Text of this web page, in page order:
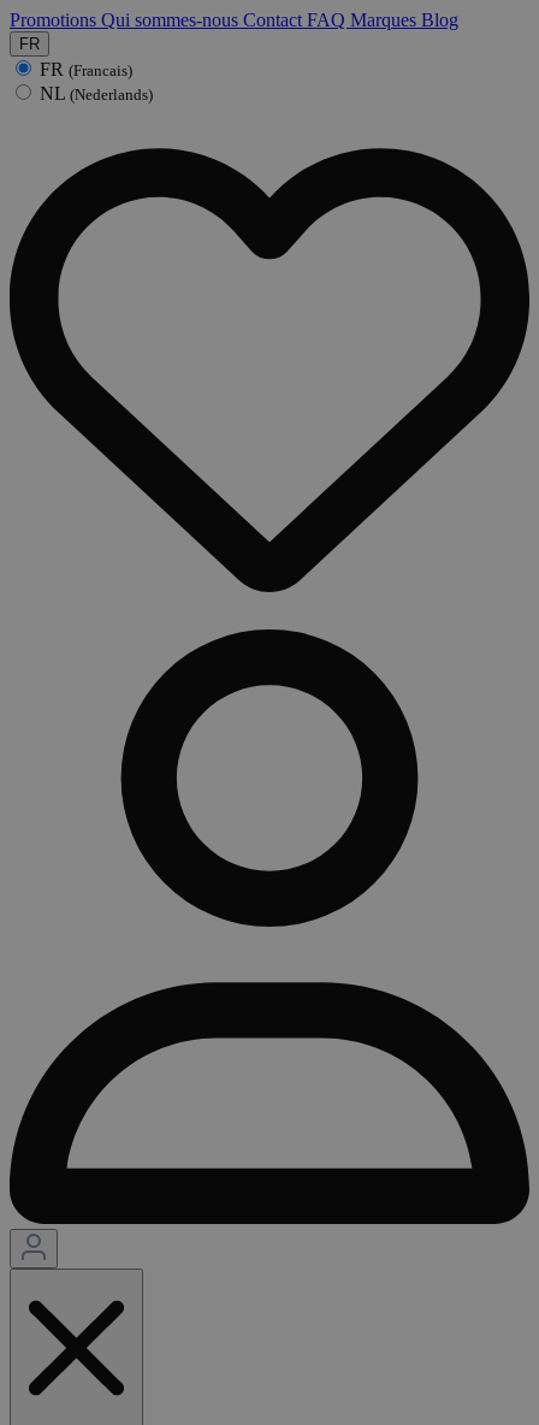
Promotions Qui sommes-nous Contact FAQ Marques Blog
FR
FR (Francais)
NL (Nederlands)